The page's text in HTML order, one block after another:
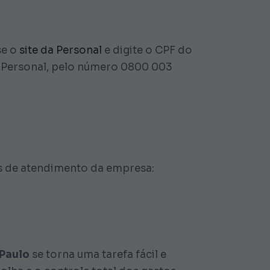
o site da Personal e digite o CPF do
pelo número 0800 003
atendimento da empresa:
se torna uma tarefa fácil e